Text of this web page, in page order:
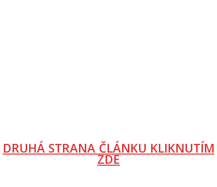
DRUHÁ STRANA ČLÁNKU KLIKNUTÍM
ZDE